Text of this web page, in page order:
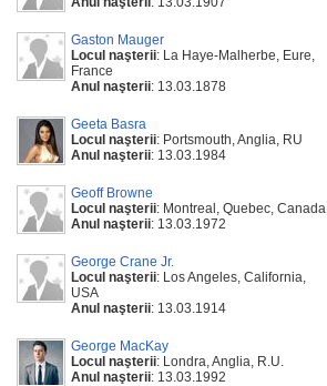
Gaston Mauger
Locul naşterii: La Haye-Malherbe, Eure,
France
Anul naşterii: 13.03.1878
Geeta Basra
Locul naşterii: Portsmouth, Anglia, RU
Anul naşterii: 13.03.1984
Geoff Browne
Locul naşterii: Montreal, Quebec, Canada
Anul naşterii: 13.03.1972
George Crane Jr.
Locul naşterii: Los Angeles, California,
USA
Anul naşterii: 13.03.1914
George MacKay
Locul naşterii: Londra, Anglia, R.U.
Anul naşterii: 13.03.1992